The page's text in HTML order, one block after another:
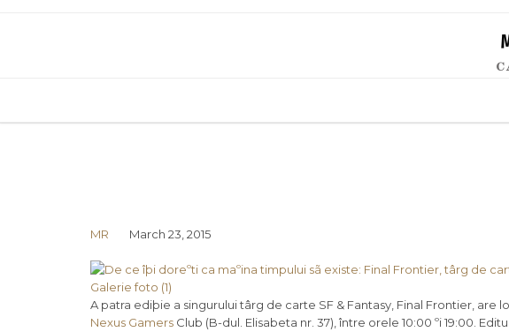
MR March 23, 2015
Galerie foto (1)
A patra ediþie a singurului târg de carte SF & Fantasy, Final Frontier, are
Nexus Gamers Club (B-dul. Elisabeta nr. 37), între orele 10:00 ºi 19:00.